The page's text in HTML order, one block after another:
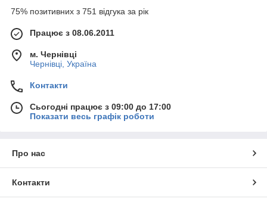
75% позитивних з 751 відгука за рік
Працює з 08.06.2011
м. Чернівці
Чернівці, Україна
Контакти
Сьогодні працює з 09:00 до 17:00
Показати весь графік роботи
Про нас
Контакти